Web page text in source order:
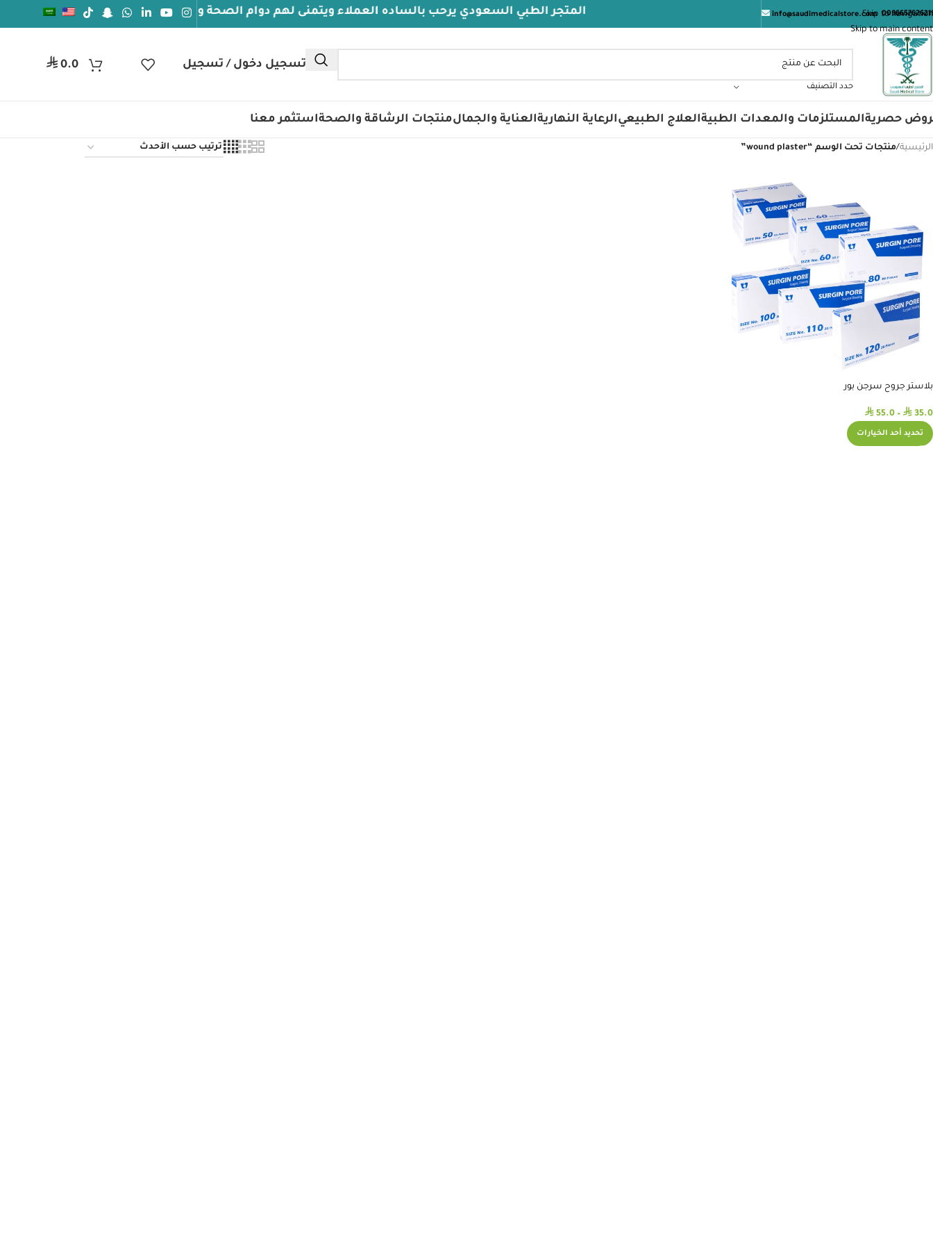
Skip to navigation
Skip to main content
info@saudimedicalstore.com المتجر الطبي السعودي يرحب بالساده العملاء ويتمنى لهم دوام الصحة والعافيه
حدد التصنيف
تسجيل دخول / تسجيل ر.س0.0
حصريةالمستلزمات والمعدات الطبيةالعلاج الطبيعيالرعاية النهاريةالعناية والجمالمنتجات الرشاقة والصحةاستثمر معنا
الرئيسية/منتجات تحت الوسم “wound plaster”
بلاستر جروح سرجن بور
⃁ 35.0
–
⃁ 55.0
تحديد أحد الخيارات